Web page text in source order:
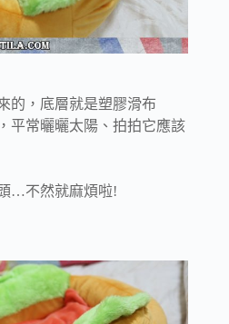
的，底層就是塑膠滑布
平常曬曬太陽、拍拍它應該
…不然就麻煩啦!